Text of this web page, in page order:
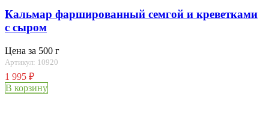
Кальмар фаршированный семгой и креветками
с сыром
Цена за 500 г
Артикул: 10920
1 995 ₽
В корзину